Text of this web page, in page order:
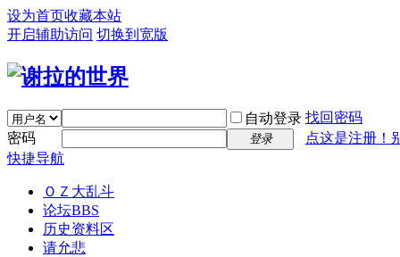
设为首页收藏本站
开启辅助访问 切换到宽版
自动登录 找回密码
密码
登录
点这是注册！
快捷导航
ＯＺ大乱斗
论坛BBS
历史资料区
请允悲